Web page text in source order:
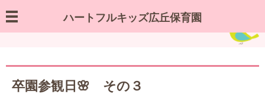
ハートフルキッズ広丘保育園
園の様子／お知らせ
卒園参観日🌸 その３